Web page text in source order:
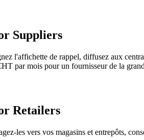
Suppliers
l'affichette de rappel, diffusez aux
par mois pour un fournisseur de la
Retailers
les vers vos magasins et entrepôts,